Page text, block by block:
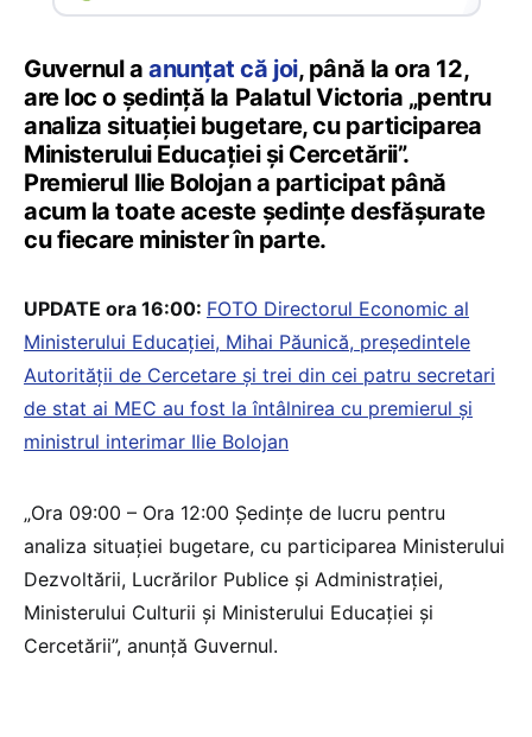
Guvernul aanunțat că joi, până la ora 12,
are loc o ședință la Palatul Victoria „pentru
analiza situației bugetare, cu participarea
Ministerului Educației și Cercetării”.
Premierul Ilie Bolojan a participat până
acum la toate aceste ședințe desfășurate
cu fiecare minister în parte.
UPDATE ora 16:00: FOTO Directorul Economic al
Ministerului Educației, Mihai Păunică, președintele
Autorității de Cercetare și trei din cei patru secretari
de stat ai MEC au fost la întâlnirea cu premierul și
ministrul interimar Ilie Bolojan
„Ora 09:00 – Ora 12:00 Ședințe de lucru pentru
analiza situației bugetare, cu participarea Ministerului
Dezvoltării, Lucrărilor Publice și Administrației,
Ministerului Culturii și Ministerului Educației și
Cercetării”, anunță Guvernul.